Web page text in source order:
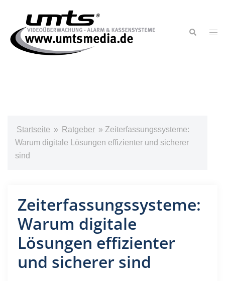
Startseite » Ratgeber » Zeiterfassungssysteme:
Warum digitale Lösungen effizienter und sicherer
sind
Zeiterfassungssysteme:
Warum digitale
Lösungen effizienter
und sicherer sind